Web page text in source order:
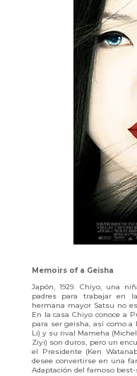
Memoirs of a Geisha
Japón, 1929. Chiyo, una
padres para trabajar en
hermana mayor Satsu no
En la casa Chiyo conoce a
para ser geisha, así como
Li) y su rival Mameha
Ziyi) son duros, pero un
el Presidente (Ken
desee convertirse en una
Adaptación del famoso